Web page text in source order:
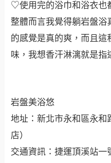
♡使用完的浴巾和浴衣也
整體而言我覺得躺岩盤
的感覺是真的爽，而且這
味，我想香汗淋漓就是指
岩盤美浴悠
地址：新北市永和區永和
店）
交通資訊：捷運頂溪站一